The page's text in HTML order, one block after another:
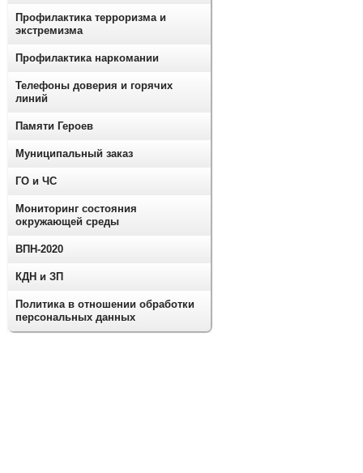
Профилактика терроризма и
экстремизма
Профилактика наркомании
Телефоны доверия и горячих
линий
Памяти Героев
Муниципальный заказ
ГО и ЧС
Мониторинг состояния
окружающей среды
ВПН-2020
КДН и ЗП
Политика в отношении обработки
персональных данных